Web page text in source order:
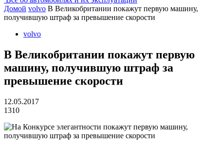
Домой volvo В Великобритании покажут первую машину,
получившую штраф за превышение скорости
volvo
В Великобритании покажут первую
машину, получившую штраф за
превышение скорости
12.05.2017
1310